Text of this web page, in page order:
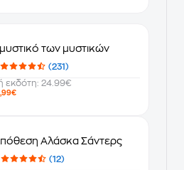
των μυστικών
(231)
εκδότη: 24.99€
,99€
Αλάσκα Σάντερς
(12)